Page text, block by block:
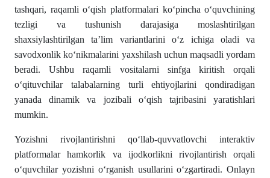
tashqari, raqamli oʻqish platformalari koʻpincha oʻquvchining
tezligi va tushunish darajasiga moslashtirilgan
shaxsiylashtirilgan ta’lim variantlarini oʻz ichiga oladi va
savodxonlik koʻnikmalarini yaxshilash uchun maqsadli yordam
beradi. Ushbu raqamli vositalarni sinfga kiritish orqali
oʻqituvchilar talabalarning turli ehtiyojlarini qondiradigan
yanada dinamik va jozibali oʻqish tajribasini yaratishlari
mumkin.
Yozishni rivojlantirishni qoʻllab-quvvatlovchi interaktiv
platformalar hamkorlik va ijodkorlikni rivojlantirish orqali
oʻquvchilar yozishni oʻrganish usullarini oʻzgartiradi. Onlayn